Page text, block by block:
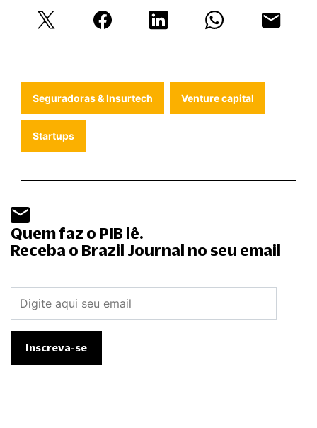
Seguradoras & Insurtech Venture capital
Startups
Quem faz o PIB lê.
Receba o Brazil Journal no seu email